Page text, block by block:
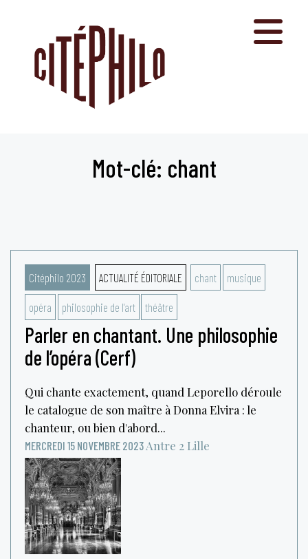
Mot-clé: chant
Citéphilo 2023 ACTUALITÉ ÉDITORIALE chant musique
opéra philosophie de l'art théâtre
Parler en chantant. Une philosophie
de l’opéra (Cerf)
Qui chante exactement, quand Leporello déroule
le catalogue de son maître à Donna Elvira : le
chanteur, ou bien d'abord...
MERCREDI 15 NOVEMBRE 2023 Antre 2 Lille